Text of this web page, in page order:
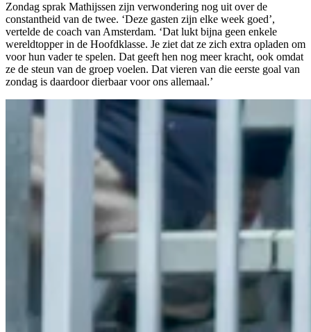
Zondag sprak Mathijssen zijn verwondering nog uit over de
constantheid van de twee. ‘Deze gasten zijn elke week goed’,
vertelde de coach van Amsterdam. ‘Dat lukt bijna geen enkele
wereldtopper in de Hoofdklasse. Je ziet dat ze zich extra opladen om
voor hun vader te spelen. Dat geeft hen nog meer kracht, ook omdat
ze de steun van de groep voelen. Dat vieren van die eerste goal van
zondag is daardoor dierbaar voor ons allemaal.’